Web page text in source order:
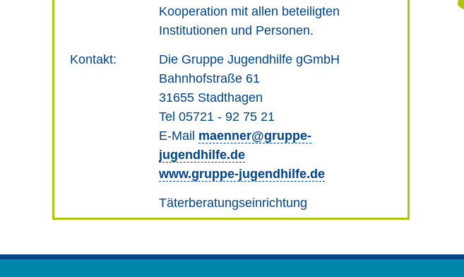
Kooperation mit allen beteiligten
Institutionen und Personen.
Kontakt:
Die Gruppe Jugendhilfe gGmbH
Bahnhofstraße 61
31655 Stadthagen
Tel 05721 - 92 75 21
E-Mail maenner@gruppe-
jugendhilfe.de
www.gruppe-jugendhilfe.de
Täterberatungseinrichtung